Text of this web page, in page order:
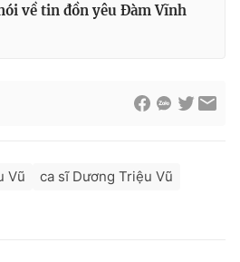
thức nếu không có sự chấp
nguồn VTV.vn khi phát hành lại
về tin đồn yêu Đàm Vĩnh
Vũ
ca sĩ Dương Triệu Vũ